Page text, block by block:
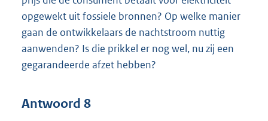
opgewekt uit fossiele bronnen? Op welke manier
gaan de ontwikkelaars de nachtstroom nuttig
aanwenden? Is die prikkel er nog wel, nu zij een
gegarandeerde afzet hebben?
Antwoord 8